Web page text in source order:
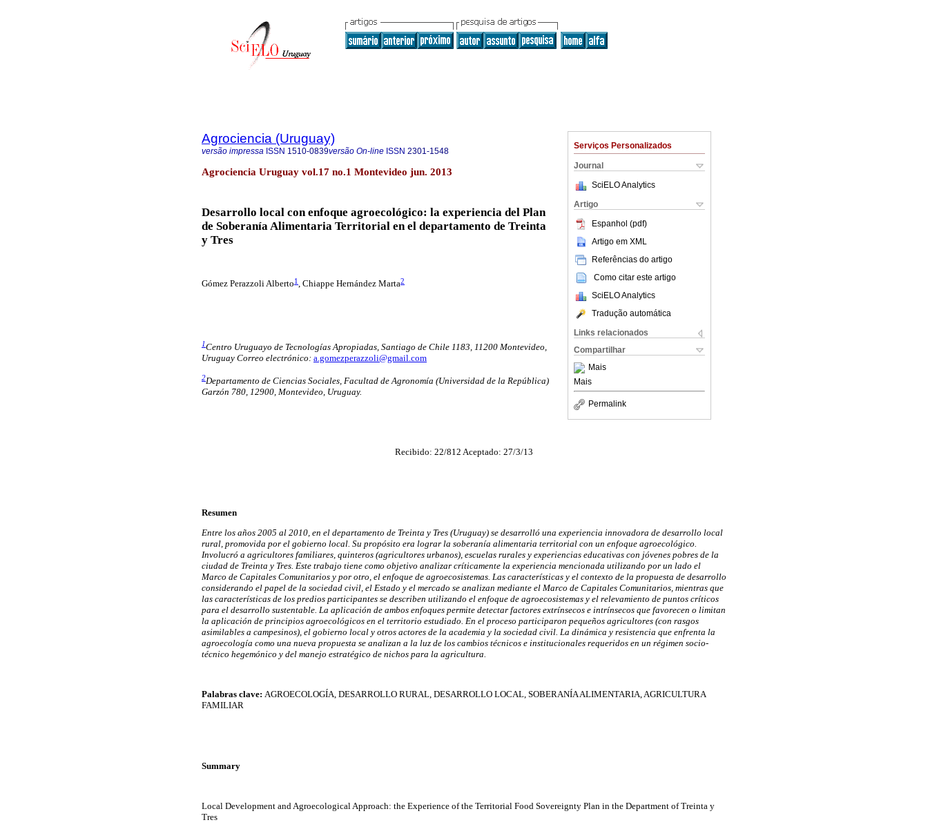
Serviços Personalizados
Journal
SciELO Analytics
Artigo
Espanhol (pdf)
Artigo em XML
Referências do artigo
Como citar este artigo
SciELO Analytics
Tradução automática
Links relacionados
Compartilhar
Mais
Mais
Permalink
Agrociencia (Uruguay)
versão impressa ISSN 1510-0839versão On-line ISSN 2301-1548
Agrociencia Uruguay vol.17 no.1 Montevideo jun. 2013
Desarrollo local con enfoque agroecológico: la experiencia del Plan
de Soberanía Alimentaria Territorial en el departamento de Treinta
y Tres
Gómez Perazzoli Alberto1, Chiappe Hernández Marta2
1Centro Uruguayo de Tecnologías Apropiadas, Santiago de Chile 1183, 11200 Montevideo,
Uruguay Correo electrónico: a.gomezperazzoli@gmail.com
2Departamento de Ciencias Sociales, Facultad de Agronomía (Universidad de la República)
Garzón 780, 12900, Montevideo, Uruguay.
Recibido: 22/812 Aceptado: 27/3/13
Resumen
Entre los años 2005 al 2010, en el departamento de Treinta y Tres (Uruguay) se desarrolló una experiencia innovadora de desarrollo local
rural, promovida por el gobierno local. Su propósito era lograr la soberanía alimentaria territorial con un enfoque agroecológico.
Involucró a agricultores familiares, quinteros (agricultores urbanos), escuelas rurales y experiencias educativas con jóvenes pobres de la
ciudad de Treinta y Tres. Este trabajo tiene como objetivo analizar críticamente la experiencia mencionada utilizando por un lado el
Marco de Capitales Comunitarios y por otro, el enfoque de agroecosistemas. Las características y el contexto de la propuesta de desarrollo
considerando el papel de la sociedad civil, el Estado y el mercado se analizan mediante el Marco de Capitales Comunitarios, mientras que
las características de los predios participantes se describen utilizando el enfoque de agroecosistemas y el relevamiento de puntos críticos
para el desarrollo sustentable. La aplicación de ambos enfoques permite detectar factores extrínsecos e intrínsecos que favorecen o limitan
la aplicación de principios agroecológicos en el territorio estudiado. En el proceso participaron pequeños agricultores (con rasgos
asimilables a campesinos), el gobierno local y otros actores de la academia y la sociedad civil. La dinámica y resistencia que enfrenta la
agroecología como una nueva propuesta se analizan a la luz de los cambios técnicos e institucionales requeridos en un régimen socio-
técnico hegemónico y del manejo estratégico de nichos para la agricultura.
Palabras clave: AGROECOLOGÍA, DESARROLLO RURAL, DESARROLLO LOCAL, SOBERANÍA ALIMENTARIA, AGRICULTURA
FAMILIAR
Summary
Local Development and Agroecological Approach: the Experience of the Territorial Food Sovereignty Plan in the Department of Treinta y
Tres